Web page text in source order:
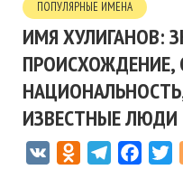
ПОПУЛЯРНЫЕ ИМЕНА
ИМЯ ХУЛИГАНОВ:
ПРОИСХОЖДЕНИЕ,
ИЗВЕСТНЫЕ ЛЮДИ
VK Odnoklassniki
Telegram